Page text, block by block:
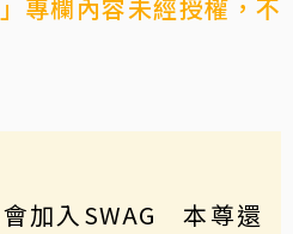
專欄內容未經授權，不
加入SWAG 本尊還